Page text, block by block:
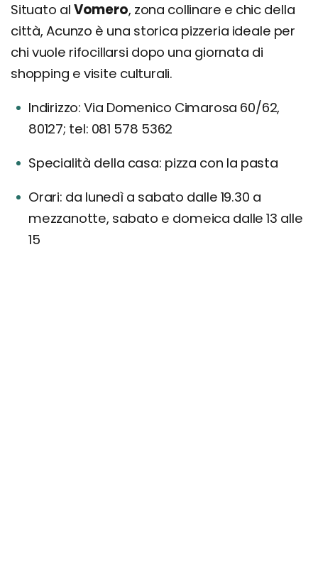
Situato al Vomero, zona collinare e chic della
città, Acunzo è una storica pizzeria ideale per
chi vuole rifocillarsi dopo una giornata di
shopping e visite culturali.
Indirizzo: Via Domenico Cimarosa 60/62,
80127; tel: 081 578 5362
Specialità della casa: pizza con la pasta
Orari: da lunedì a sabato dalle 19.30 a
mezzanotte, sabato e domeica dalle 13 alle
15